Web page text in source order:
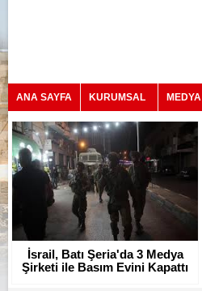
ANA SAYFA KURUMSAL MEDYA
İsrail, Batı Şeria'da 3 Medya
Şirketi ile Basım Evini Kapattı